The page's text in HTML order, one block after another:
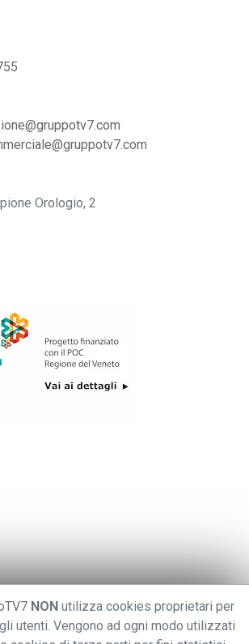
Orologio, 2
NON utilizza cookies proprietari per
utenti. Vengono ad ogni modo utilizzati